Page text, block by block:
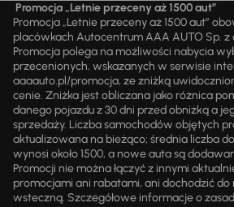
Promocja „Letnie przeceny aż 1500 aut”
Promocja „Letnie przeceny aż 1500 aut”
placówkach Autocentrum AAA AUTO Sp. z
Promocja polega na możliwości nabycia
przecenionych, wskazanych w serwisie
aaaauto.pl/promocja, ze zniżką
cenie. Zniżka jest obliczana jako różnica
danego pojazdu z 30 dni przed obniżką a
sprzedaży. Liczba samochodów objętych
aktualizowana na bieżąco; średnia liczba
wynosi około 1500, a nowe auta są
Promocji nie można łączyć z innymi
promocjami ani rabatami, ani dochodzić
wsteczną. Szczegółowe informacje o